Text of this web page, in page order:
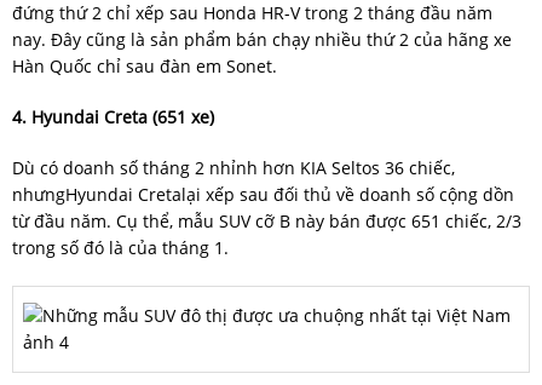
đứng thứ 2 chỉ xếp sau Honda HR-V trong 2 tháng đầu năm
nay. Đây cũng là sản phẩm bán chạy nhiều thứ 2 của hãng xe
Hàn Quốc chỉ sau đàn em Sonet.
4. Hyundai Creta (651 xe)
Dù có doanh số tháng 2 nhỉnh hơn KIA Seltos 36 chiếc,
nhưngHyundai Cretalại xếp sau đối thủ về doanh số cộng dồn
từ đầu năm. Cụ thể, mẫu SUV cỡ B này bán được 651 chiếc, 2/3
trong số đó là của tháng 1.